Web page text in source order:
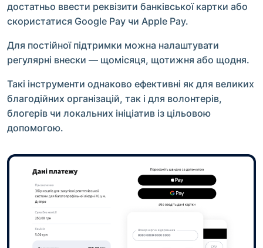
достатньо ввести реквізити банківської картки або
скористатися Google Pay чи Apple Pay.
Для постійної підтримки можна налаштувати
регулярні внески — щомісяця, щотижня або щодня.
Такі інструменти однаково ефективні як для великих
благодійних організацій, так і для волонтерів,
блогерів чи локальних ініціатив із цільовою
допомогою.